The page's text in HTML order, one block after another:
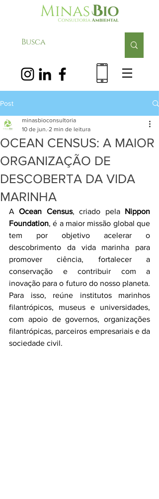
Post
OCEAN CENSUS: A MAIOR
ORGANIZAÇÃO DE
DESCOBERTA DA VIDA
MARINHA
minasbioconsultoria
10 de jun. 2 min de leitura
A Ocean Census, criado pela Nippon
Foundation, é a maior missão global que
tem por objetivo acelerar o
descobrimento da vida marinha para
promover ciência, fortalecer a
conservação e contribuir com a
inovação para o futuro do nosso planeta.
Para isso, reúne institutos marinhos
filantrópicos, museus e universidades,
com apoio de governos, organizações
filantrópicas, parceiros empresariais e da
sociedade civil.